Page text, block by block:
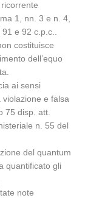
1, nn. 3 e n. 4,
e 92 c.p.c..
costituisce
dell’equo
ai sensi
violazione e falsa
75 disp. att.
n. 55 del
del quantum
quantificato gli
note